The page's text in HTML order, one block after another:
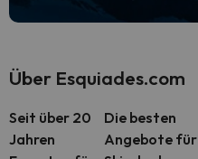
Über Esquiades.com
Seit über 20
Jahren
Die besten
Angebote für